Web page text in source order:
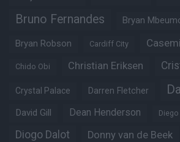
Bruno Fernandes Bryan
Bryan Robson Cardiff City
Chido Obi Christian Eriksen
Crystal Palace Darren Fletcher
David Gill Dean Henderson
Diogo Dalot Donny van de Beek